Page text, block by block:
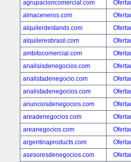
agrupacioncomercial.com
almaceneros.com
alquilerdestands.com
alquileresbrasil.com
ambitocomercial.com
analisisdenegocios.com
analistadenegocio.com
analistadenegocios.com
anunciosdenegocios.com
areadenegocios.com
areanegocios.com
argentinaproducts.com
asesoresdenegocios.com